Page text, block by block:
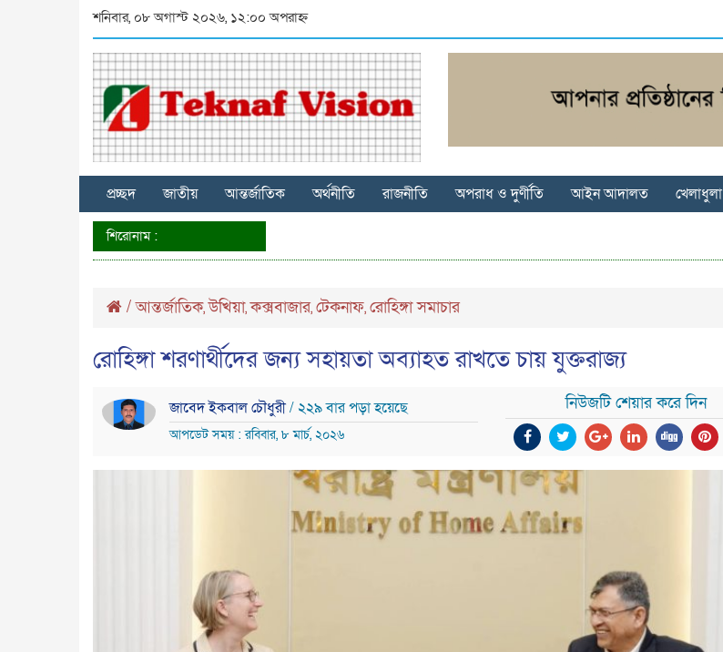
শনিবার, ০৮ অগাস্ট ২০২৬, ১২:০০ অপরাহ্ন
প্রচ্ছদ জাতীয় আন্তর্জাতিক অর্থনীতি রাজনীতি অপরাধ ও দুর্ণীতি আইন আদালত খেলাধুলা
শিরোনাম :
/আন্তর্জাতিক,উখিয়া,কক্সবাজার, টেকনাফ, রোহিঙ্গা সমাচার
রোহিঙ্গা শরণার্থীদের জন্য সহায়তা অব্যাহত রাখতে চায় যুক্তরাজ্য
জাবেদ ইকবাল চৌধুরী/ ২২৯ বার পড়া হয়েছে
আপডেট সময় : রবিবার, ৮ মার্চ, ২০২৬
নিউজটি শেয়ার করে দিন